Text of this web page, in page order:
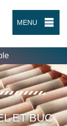
MENU
ET BUC